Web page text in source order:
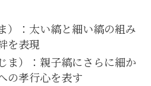
）：太い縞と細い縞の組み
を表現
ま）：親子縞にさらに細か
の孝行心を表す